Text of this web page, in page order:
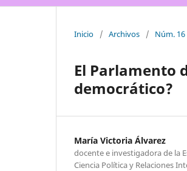
Inicio / Archivos / Núm.
El Parlamento
democrático?
María Victoria Álvarez
docente e investigadora de la
Ciencia Política y Relaciones